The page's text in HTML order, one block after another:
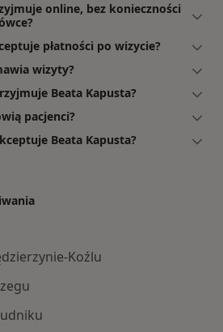
online, bez konieczności
płatności po wizycie?
wizyty?
Beata Kapusta?
pacjenci?
Beata Kapusta?
Koźlu